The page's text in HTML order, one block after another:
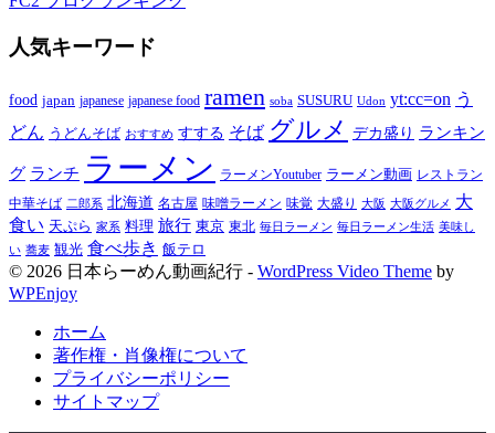
人気キーワード
food japan japanese japanese food ramen soba SUSURU Udon yt:cc=on う
どん うどんそば おすすめ すする そば グルメ デカ盛り ランキン
グ ランチ ラーメン ラーメンYoutuber ラーメン動画 レストラン
中華そば 二郎系 北海道 名古屋 味噌ラーメン 味覚 大盛り 大阪 大阪グルメ
大
食い 天ぷら 家系 料理 旅行 東京 東北 毎日ラーメン 毎日ラーメン生活 美味し
い 蕎麦 観光 食べ歩き 飯テロ
© 2026 日本らーめん動画紀行 - WordPress Video Theme by
WPEnjoy
ホーム
著作権・肖像権について
プライバシーポリシー
サイトマップ